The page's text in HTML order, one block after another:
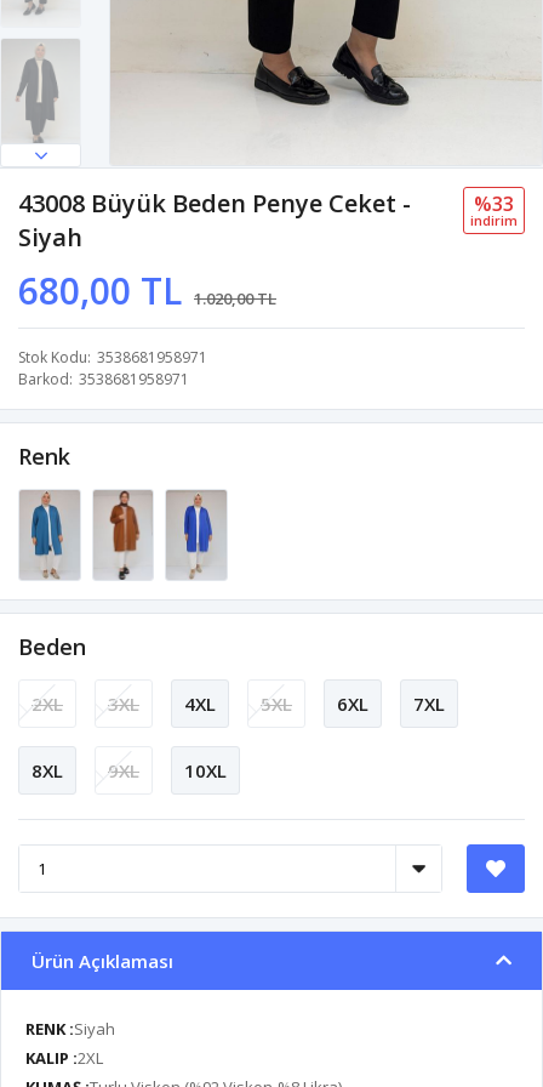
43008 Büyük Beden Penye Ceket -
Siyah
680,00 TL 1.020,00 TL
%33
i̇ndi̇ri̇m
Stok Kodu 3538681958971
Barkod 3538681958971
Renk
Beden
2XL 3XL 4XL 5XL 6XL 7XL
8XL 9XL 10XL
Ürün Açıklaması
RENK :Siyah
KALIP :2XL